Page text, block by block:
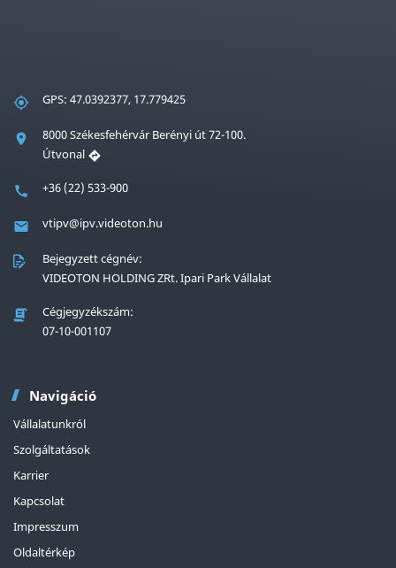
GPS: 47.0392377, 17.779425
8000 Székesfehérvár Berényi út 72-100.
Útvonal
+36 (22) 533-900
vtipv@ipv.videoton.hu
Bejegyzett cégnév:
VIDEOTON HOLDING ZRt. Ipari Park Vállalat
Cégjegyzékszám:
07-10-001107
Navigáció
Vállalatunkról
Szolgáltatások
Karrier
Kapcsolat
Impresszum
Oldaltérkép